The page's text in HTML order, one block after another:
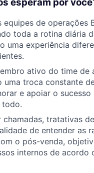
equipes de operações
toda a rotina diária
uma experiência
ativo do time de
uma troca constante
e apoiar o
todo.
chamadas, tratativas
de entender as
o pós-venda,
internos de acordo